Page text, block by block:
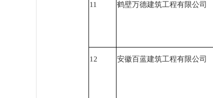
11 鹤壁万德建筑工程有限公司
12 安徽百蓝建筑工程有限公司